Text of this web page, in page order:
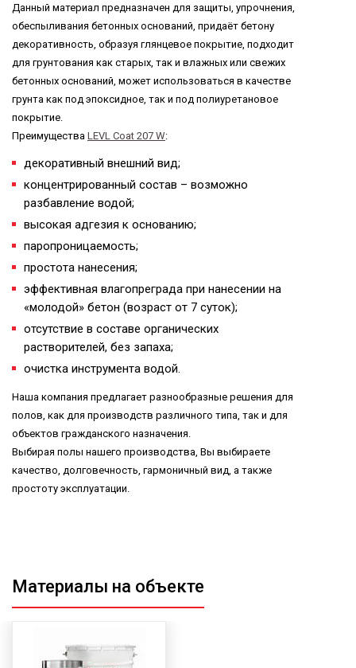
Данный материал предназначен для защиты, упрочнения,
обеспыливания бетонных оснований, придаёт бетону
декоративность, образуя глянцевое покрытие, подходит
для грунтования как старых, так и влажных или свежих
бетонных оснований, может использоваться в качестве
грунта как под эпоксидное, так и под полиуретановое
покрытие.
Преимущества LEVL Coat 207 W:
декоративный внешний вид;
концентрированный состав – возможно
разбавление водой;
высокая адгезия к основанию;
паропроницаемость;
простота нанесения;
эффективная влагопреграда при нанесении на
«молодой» бетон (возраст от 7 суток);
отсутствие в составе органических
растворителей, без запаха;
очистка инструмента водой.
Наша компания предлагает разнообразные решения для
полов, как для производств различного типа, так и для
объектов гражданского назначения.
Выбирая полы нашего производства, Вы выбираете
качество, долговечность, гармоничный вид, а также
простоту эксплуатации.
Материалы на объекте